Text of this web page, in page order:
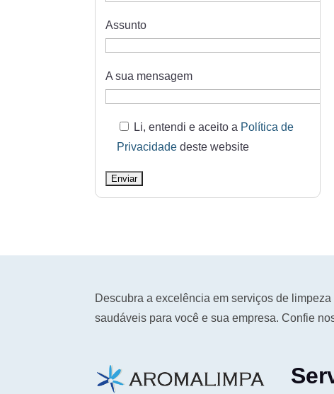
Assunto
A sua mensagem
Li, entendi e aceito a Política de
Privacidade deste website
Descubra a excelência em serviços de
saudáveis para você e sua empresa. Confie